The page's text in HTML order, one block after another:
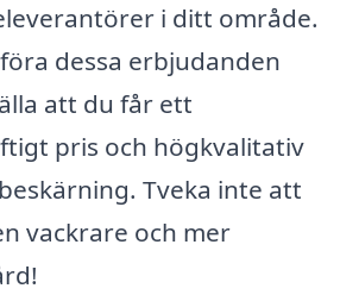
i ditt område.
dessa erbjudanden
att du får ett
pris och högkvalitativ
Tveka inte att
vackrare och mer